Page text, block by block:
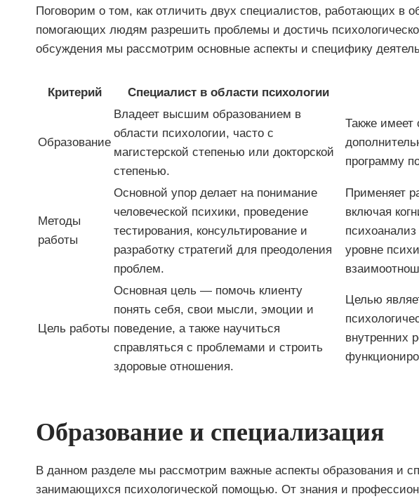
Поговорим о том, как отличить двух специалистов, работающих в
помогающих людям разрешить проблемы и достичь
обсуждения мы рассмотрим основные аспекты и специфику
Критерий Специалист в области психологии
Образование
Владеет высшим образованием в
области психологии, часто с
магистерской степенью или докторской
степенью.
Также имеет
программу
Методы
работы
Основной упор делает на понимание
человеческой психики, проведение
тестирования, консультирование и
разработку стратегий для преодоления
проблем.
Применяет
включая
уровне
Цель работы
Основная цель — помочь клиенту
понять себя, свои мысли, эмоции и
поведение, а также научиться
справляться с проблемами и строить
здоровые отношения.
Целью
внутренних
Образование и специализация
В данном разделе мы рассмотрим важные аспекты образования и
занимающихся психологической помощью. От знания и